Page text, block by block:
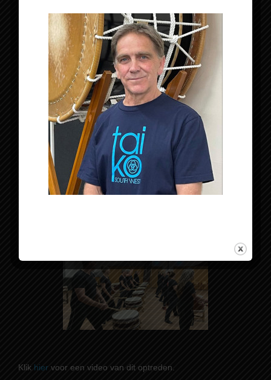
Klik hier voor een video van dit optreden.